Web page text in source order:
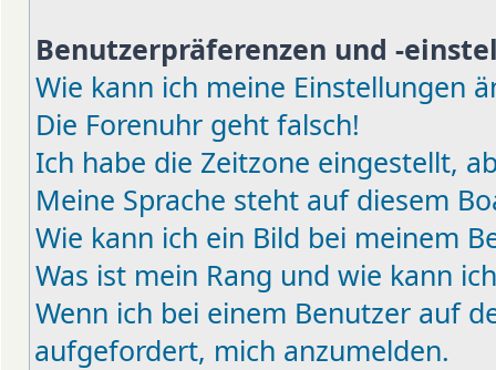
Benutzerpräferenzen und -
Wie kann ich meine Einstellungen
Die Forenuhr geht falsch!
Ich habe die Zeitzone eingestellt,
Meine Sprache steht auf diesem
Wie kann ich ein Bild bei meinem
Was ist mein Rang und wie kann
Wenn ich bei einem Benutzer auf
aufgefordert, mich anzumelden.